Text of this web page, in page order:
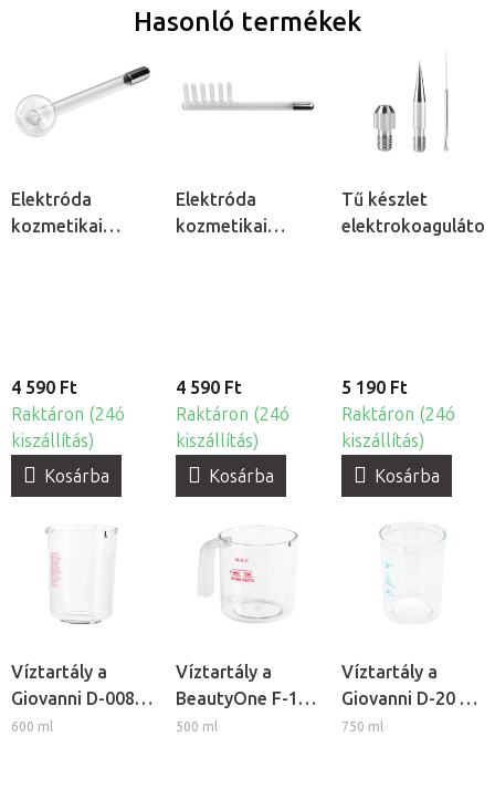
Hasonló termékek
Elektróda
kozmetikai
4 590 Ft
Raktáron (24ó
kiszállítás)
Kosárba
Elektróda
kozmetikai
4 590 Ft
Raktáron (24ó
kiszállítás)
Kosárba
Tű készlet
5 190 Ft
Raktáron (24ó
kiszállítás)
Kosárba
Víztartály a
Giovanni D-008
és D-09
600 ml
Víztartály a
BeautyOne F-17
kozmetikai
500 ml
Víztartály a
Giovanni D-20 és
D-21 kozmetikai
750 ml